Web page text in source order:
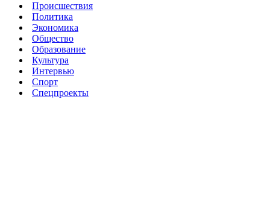
Происшествия
Политика
Экономика
Общество
Образование
Культура
Интервью
Спорт
Спецпроекты